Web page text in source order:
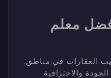
معلم
العقارات في مناطق
والاحترافية